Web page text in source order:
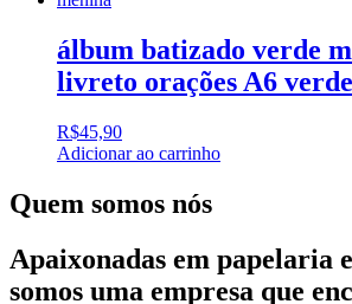
álbum batizado verde
livreto orações A6
R$45,90
Adicionar ao carrinho
Quem somos nós
Apaixonadas em papelaria
somos uma empresa que